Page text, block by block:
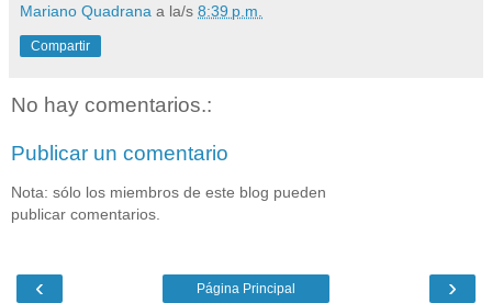
Mariano Quadrana a la/s 8:39 p.m.
Compartir
No hay comentarios.:
Publicar un comentario
Nota: sólo los miembros de este blog pueden
publicar comentarios.
‹ ›
Página Principal